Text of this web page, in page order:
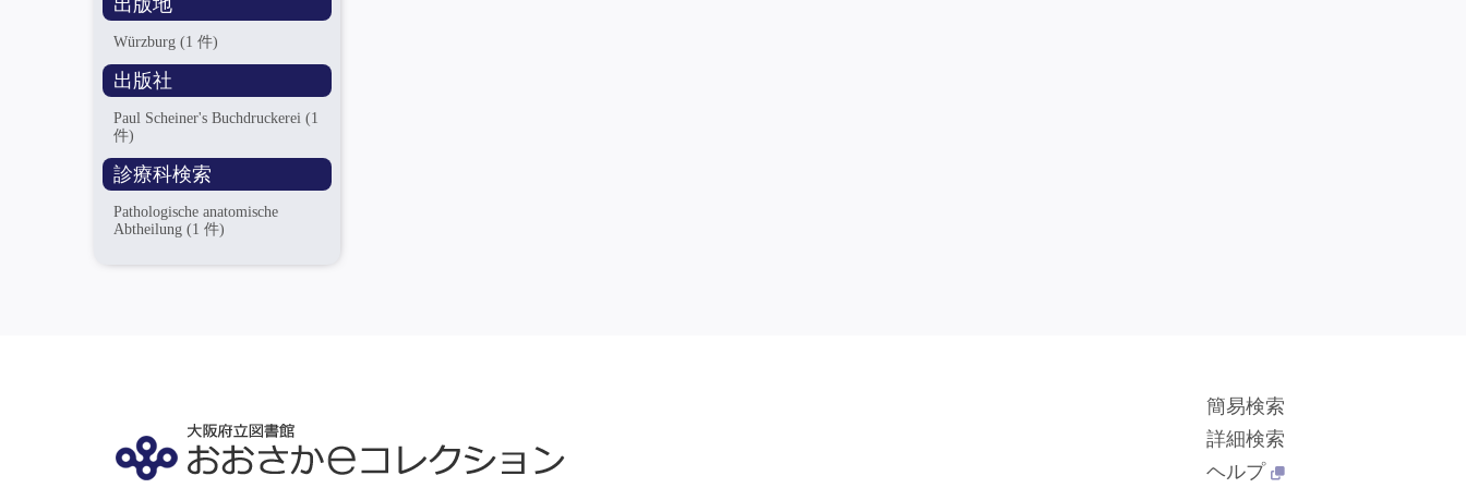
出版地
Würzburg(1 件)
出版社
Paul Scheiner's Buchdruckerei(1
件)
診療科検索
Pathologische anatomische
Abtheilung(1 件)
簡易検索
詳細検索
ヘルプ